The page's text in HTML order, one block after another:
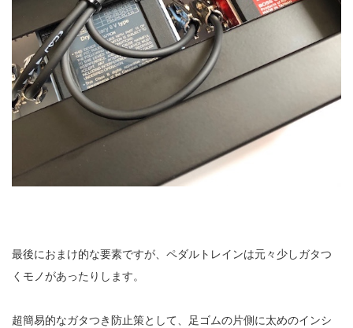
最後におまけ的な要素ですが、ペダルトレインは元々少しガタつ
くモノがあったりします。
超簡易的なガタつき防止策として、足ゴムの片側に太めのインシ